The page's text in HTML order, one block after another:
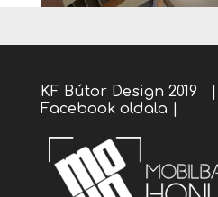
KF Bútor Design 2019 |
Facebook oldala